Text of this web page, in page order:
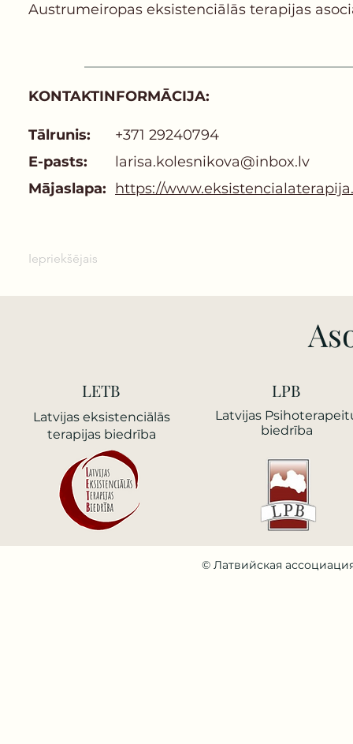
Austrumeiropas eksistenciālās terapijas
KONTAKTINFORMĀCIJA:
Tālrunis:
+371 29240794
E-pasts:
larisa.kolesnikova@inbox.lv
Mājaslapa: https://
Iepriekšējais
LETB
Latvijas еksistenciālās
terapijas biedrība
LPB
Latvijas
biedrība
© Латвийская